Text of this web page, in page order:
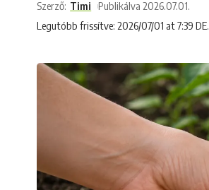
Legutóbb frissítve: 2026/07/01 at 7:39 DE.
Szerző: Timi Publikálva 2026.07.01.